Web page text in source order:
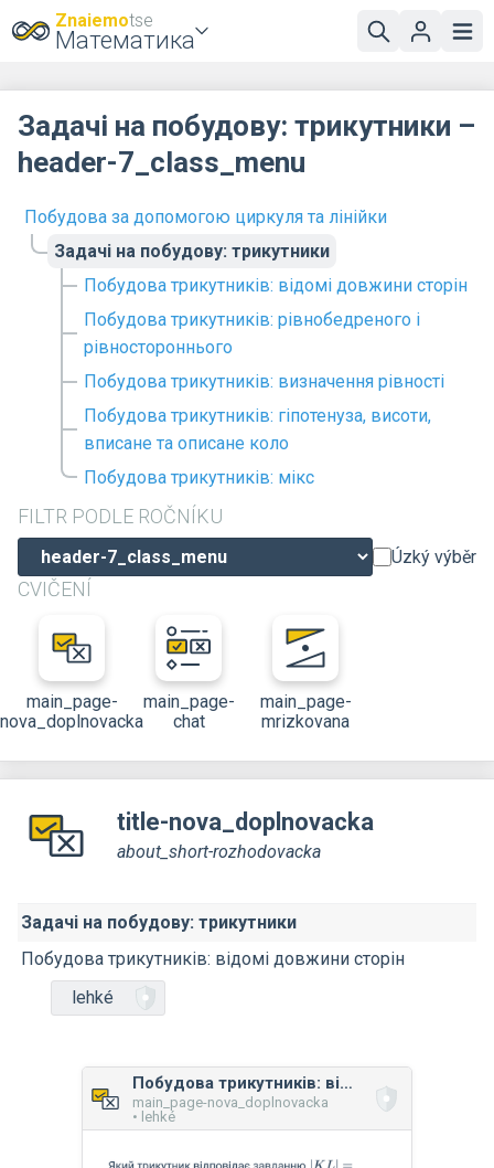
Znaiemotse
Математика
Побудова за допомогою циркуля та лінійки
Задачі на побудову: трикутники
Побудова трикутників: відомі довжини сторін
Побудова трикутників: рівнобедреного і
рівностороннього
Побудова трикутників: визначення рівності
Побудова трикутників: гіпотенуза, висоти,
вписане та описане коло
Побудова трикутників: мікс
FILTR PODLE ROČNÍKU
Úzký výběr
CVIČENÍ
main_page-
nova_doplnovacka
main_page-
chat
main_page-
mrizkovana
Задачі на побудову: трикутники –
header-7_class_menu
title-nova_doplnovacka
about_short-rozhodovacka
Задачі на побудову: трикутники
Побудова трикутників: відомі довжини сторін
lehké
Побудова трикутників: відомі довжини сторін
main_page-nova_doplnovacka
• lehké